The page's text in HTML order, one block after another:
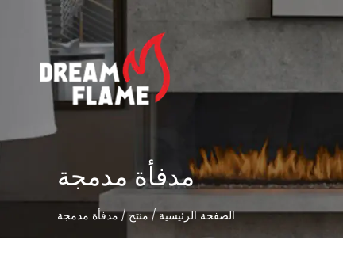
مدفأة مدمجة
الصفحة الرئيسية/منتج/مدفأة مدمجة